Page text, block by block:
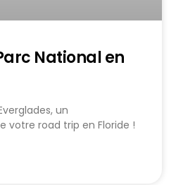
National en
un
votre road trip en Floride !